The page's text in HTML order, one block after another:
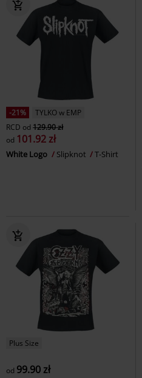
-21%
TYLKO w EMP
RCD od 129.90 zł
od 101.92 zł
White Logo Slipknot T-Shirt
Plus Size
od 99.90 zł